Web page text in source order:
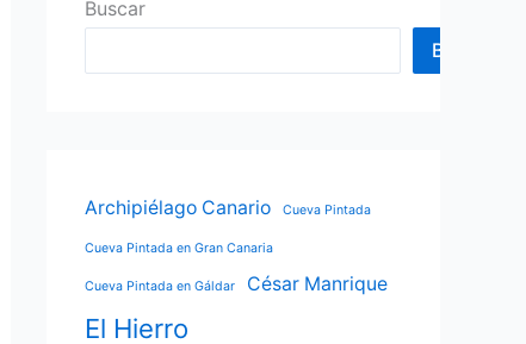
Buscar
Buscar
Archipiélago Canario Cueva Pintada
Cueva Pintada en Gran Canaria
Cueva Pintada en Gáldar César Manrique
El Hierro